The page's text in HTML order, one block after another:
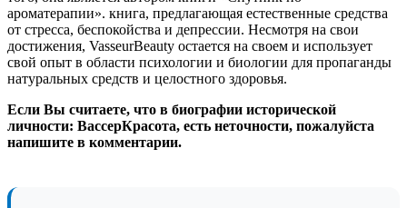
ароматерапии». книга, предлагающая естественные средства
от стресса, беспокойства и депрессии. Несмотря на свои
достижения, VasseurBeauty остается на своем и использует
свой опыт в области психологии и биологии для пропаганды
натуральных средств и целостного здоровья.
Если Вы считаете, что в биографии исторической
личности: ВассерКрасота, есть неточности, пожалуйста
напишите в комментарии.